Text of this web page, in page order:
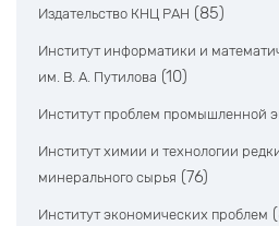
Издательство КНЦ РАН (85)
Институт информатики и
им. В. А. Путилова (10)
Институт проблем промышленной
Институт химии и технологии
минерального сырья (76)
Институт экономических проблем